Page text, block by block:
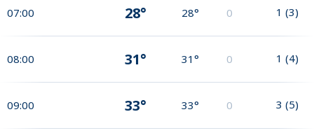
07:00 28° 28° 0 1 (3)
08:00 31° 31° 0 1 (4)
09:00 33° 33° 0 3 (5)